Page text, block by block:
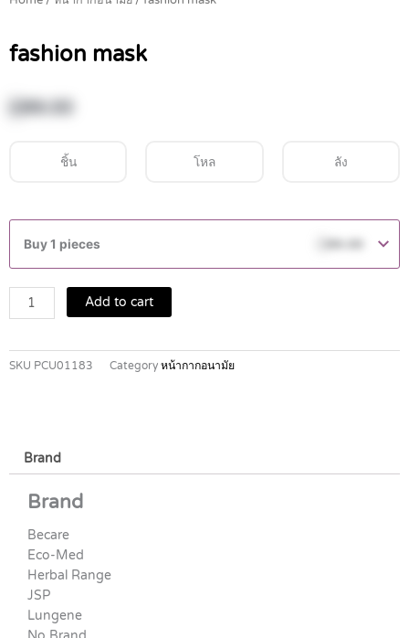
fashion mask
99.00
ชิ้น โหล ลัง
Buy 1 pieces
quantity
Add to cart
SKU PCU01183 Category หน้ากากอนามัย
Brand
Brand
Becare
Eco-Med
Herbal Range
JSP
Lungene